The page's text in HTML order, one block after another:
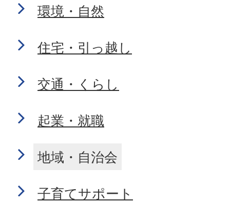
環境・自然
住宅・引っ越し
交通・くらし
起業・就職
地域・自治会
子育てサポート